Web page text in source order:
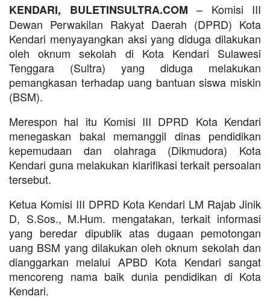
KENDARI, BULETINSULTRA.COM – Komisi III
Dewan Perwakilan Rakyat Daerah (DPRD) Kota
Kendari menyayangkan aksi yang diduga dilakukan
oleh oknum sekolah di Kota Kendari Sulawesi
Tenggara (Sultra) yang diduga melakukan
pemangkasan terhadap uang bantuan siswa miskin
(BSM).
Merespon hal itu Komisi III DPRD Kota Kendari
menegaskan bakal memanggil dinas pendidikan
kepemudaan dan olahraga (Dikmudora) Kota
Kendari guna melakukan klarifikasi terkait persoalan
tersebut.
Ketua Komisi III DPRD Kota Kendari LM Rajab Jinik
D, S.Sos., M.Hum. mengatakan, terkait informasi
yang beredar dipublik atas dugaan pemotongan
uang BSM yang dilakukan oleh oknum sekolah dan
dianggarkan melalui APBD Kota Kendari sangat
mencoreng nama baik dunia pendidikan di Kota
Kendari.